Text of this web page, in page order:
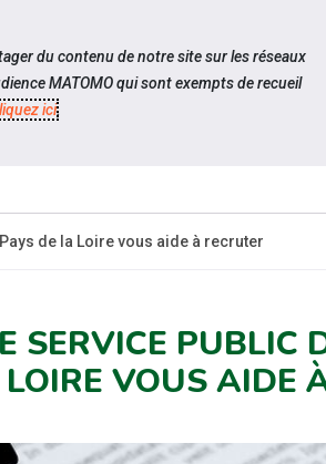
de la Loire vous aide à recruter
SERVICE PUBLIC
VOUS AIDE
du contenu de notre site sur les réseaux
MATOMO qui sont exempts de recueil
ici.